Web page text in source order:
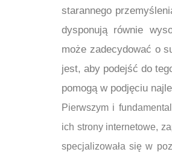
starannego
dysponują równie
może zadecydować o
jest, aby podejść do
pomogą w podjęciu
Pierwszym i
ich strony internetowe,
specjalizowała się w